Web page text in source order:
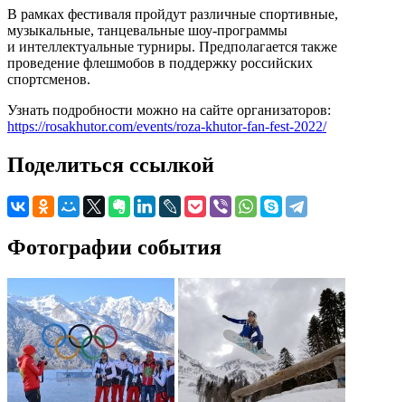
В рамках фестиваля пройдут различные спортивные,
музыкальные, танцевальные шоу-программы
и интеллектуальные турниры. Предполагается также
проведение флешмобов в поддержку российских
спортсменов.
Узнать подробности можно на сайте организаторов:
https://rosakhutor.com/events/roza-khutor-fan-fest-2022/
Поделиться ссылкой
Фотографии события